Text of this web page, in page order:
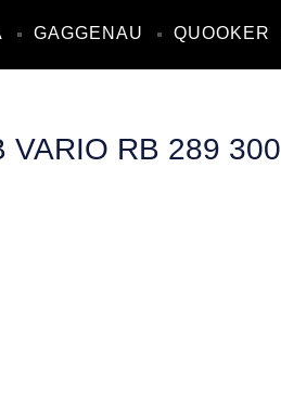
GAGGENAU QUOOKER
VARIO RB 289 300